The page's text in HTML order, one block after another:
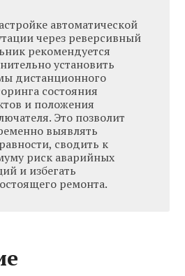
автоматической
через реверсивный
рекомендуется
установить
дистанционного
состояния
и положения
Это позволит
выявлять
сводить к
риск аварийных
и избегать
ремонта.